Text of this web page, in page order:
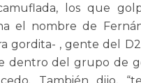
los que
el nombre de
gordita- , gente del
dentro del grupo de
También dijo,